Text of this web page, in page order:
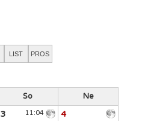
LIST PROS
So Ne
3
11:04
4